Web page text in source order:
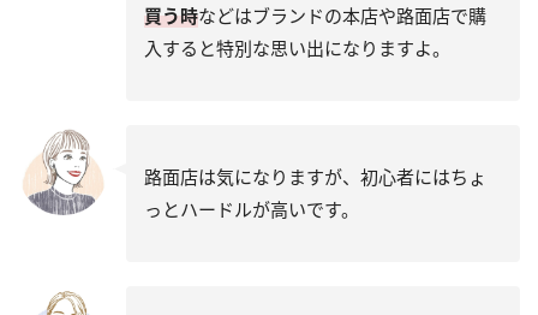
買う時などはブランドの本店や路面店で購
入すると特別な思い出になりますよ。
路面店は気になりますが、初心者にはちょ
っとハードルが高いです。